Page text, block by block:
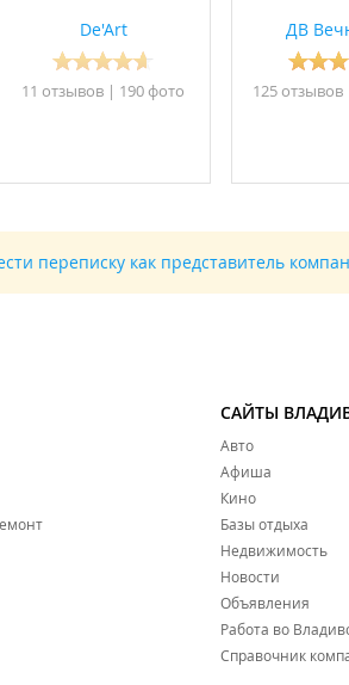
De'Art
11 отзывов | 190 фото
ДВ
125 отзывов
переписку как представитель
САЙТЫ
Авто
Афиша
Кино
Базы отдыха
Недвижимость
Новости
Объявления
Работа во
Справочник